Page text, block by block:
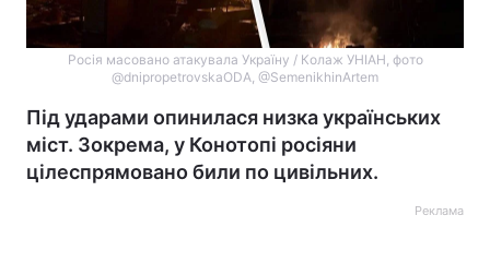
Росія масовано атакувала Україну / Колаж УНІАН, фото
@dnipropetrovskaODA, @SemenikhinArtem
Під ударами опинилася низка українських
міст. Зокрема, у Конотопі росіяни
цілеспрямовано били по цивільних.
Реклама